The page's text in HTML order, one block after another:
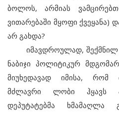
ბოლოს, არმიას
ვითარებაში მყოფი ქვეყანა)
არ გახდა?
იმავდროულად, შექმნილ
ნაბიჯი პოლიტიკურ
მიუხედავად იმისა, რომ
მძლავრი ლობი ჰყავს
დეპუტატებმა